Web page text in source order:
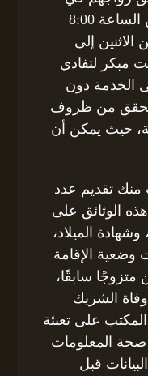
المواعيد الرسمية التي تبدأ من الساعة 8:00
من الاثنين إلى
مبكر لتفادي
الخدمة دون
من ظروف
حيث يمكن أن
منك تقديم عدد
الوثائق على
الميلاد،
وضعية الإقامة
متزوجًا سابقًا،
الشريك
على تعبئة
المعلومات
قبل